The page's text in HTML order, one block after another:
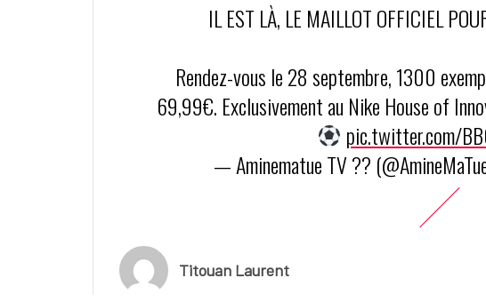
IL EST LÀ, LE MAILLOT OFFICIEL
Rendez-vous le 28 septembre, 1300
69,99€. Exclusivement au Nike House of
pic.twitter.com/
— Aminematue TV ??
Titouan Laurent